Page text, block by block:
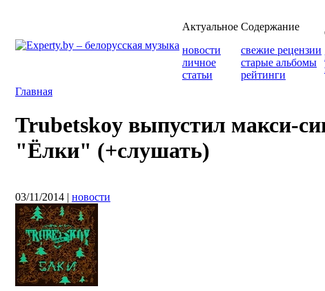
Актуальное
новости
личное
статьи
Содержание
свежие рецензии
старые альбомы
рейтинги
Главная
Trubetskoy выпустил макси-
"Ёлки" (+слушать)
03/11/2014 | новости